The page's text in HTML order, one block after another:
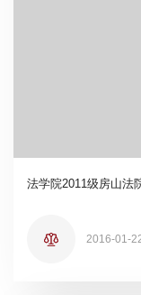
法学院2011级房山法
2016-01-